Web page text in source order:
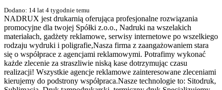
Dodano: 14 lat 4 tygodnie temu
NADRUX jest drukarnią oferująca profesjonalne rozwiązania
promocyjne dla twojej Spółki z.o.o., Nadruki na wszelakich
materiałach, gadżety reklamowe, serwisy internetowe po wszelkiego
rodzaju wydruki i poligrafie,Nasza firma z zaangażowaniem stara
się o współprace z agencjami reklamowymi. Potrafimy wykonać
każde zlecenie za straszliwie niską kase dotrzymując czasu
realizacji! Wszystkie agencje reklamowe zainteresowane zleceniami
kierujemy do podstrony współpraca.Nasze technologie to: Sitodruk,